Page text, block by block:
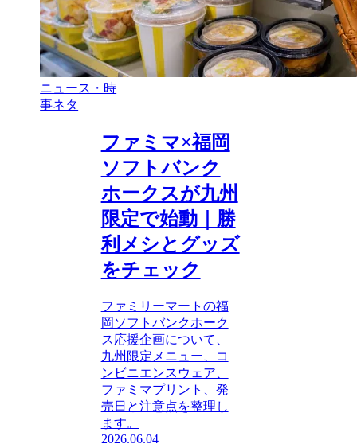
ニュース・時
事ネタ
ファミマ×福岡
ソフトバンク
ホークスが九州
限定で始動｜勝
利メシとグッズ
をチェック
ファミリーマートの福
岡ソフトバンクホーク
ス応援企画について、
九州限定メニュー、コ
ンビニエンスウェア、
ファミマプリント、発
売日と注意点を整理し
ます。
2026.06.04